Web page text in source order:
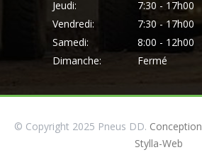
Jeudi:
7:30 - 17h00
Vendredi:
7:30 - 17h00
Samedi:
8:00 - 12h00
Dimanche:
Fermé
© Copyright 2025 Pneus DD. Conception
Stylla-Web